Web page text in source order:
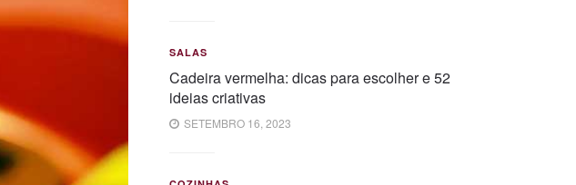
SALAS
Cadeira vermelha: dicas para escolher e 52
ideias criativas
SETEMBRO 16, 2023